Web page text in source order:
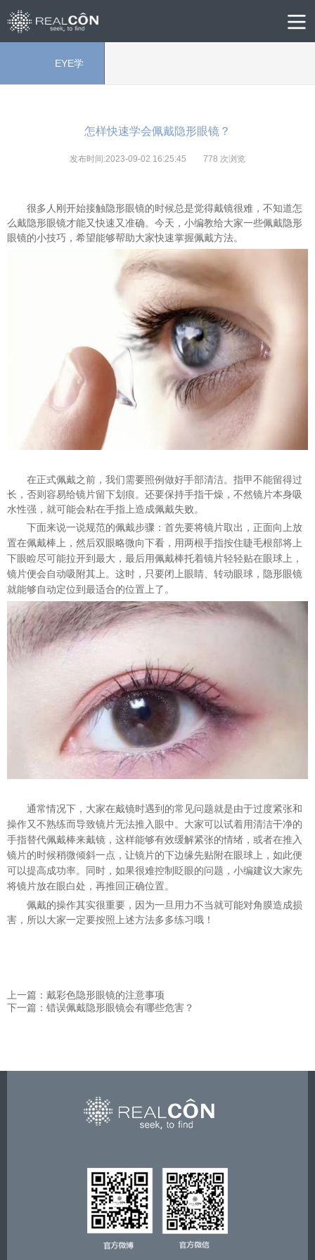
EYE学
怎样快速学会佩戴隐形眼镜？
发布时间:2023-09-02 16:25:45 778 次浏览
很多人刚开始接触隐形眼镜的时候总是觉得戴镜很难，不知道怎
么戴隐形眼镜才能又快速又准确。今天，小编教给大家一些佩戴隐形
眼镜的小技巧，希望能够帮助大家快速掌握佩戴方法。
在正式佩戴之前，我们需要照例做好手部清洁。指甲不能留得过
长，否则容易给镜片留下划痕。还要保持手指干燥，不然镜片本身吸
水性强，就可能会粘在手指上造成佩戴失败。
下面来说一说规范的佩戴步骤：首先要将镜片取出，正面向上放
置在佩戴棒上，然后双眼略微向下看，用两根手指按住睫毛根部将上
下眼睑尽可能拉开到最大 ， 最后用佩戴棒托着镜片轻轻贴在眼球上，
镜片便会自动吸附其上。这时，只要闭上眼睛、转动眼球，隐形眼镜
就能够自动定位到最适合的位置上了。
通常情况下，大家在戴镜时遇到的常见问题就是由于过度紧张和
操作又不熟练而导致镜片无法推入眼中。大家可以试着用清洁干净的
手指替代佩戴棒来戴镜，这样能够有效缓解紧张的情绪，或者在推入
镜片的时候稍微倾斜一点，让镜片的下边缘先贴附在眼球上，如此便
可以提高成功率。同时，如果很难控制眨眼的问题，小编建议大家先
将镜片放在眼白处，再推回正确位置。
佩戴的操作其实很重要，因为一旦用力不当就可能对角膜造成损
害，所以大家一定要按照上述方法多多练习哦！
上一篇：戴彩色隐形眼镜的注意事项
下一篇：错误佩戴隐形眼镜会有哪些危害？